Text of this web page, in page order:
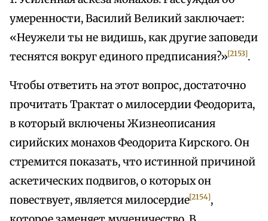
умеренности, Василий Великий заключает:
«Неужели ты не видишь, как другие заповеди
теснятся вокруг единого предписания?»[2153].
Чтобы ответить на этот вопрос, достаточно
прочитать Трактат о милосердии Феодорита,
в который включены Жизнеописания
сирийских монахов Феодорита Кирского. Он
стремится показать, что истинной причиной
аскетических подвигов, о которых он
повествует, является милосердие[2154],